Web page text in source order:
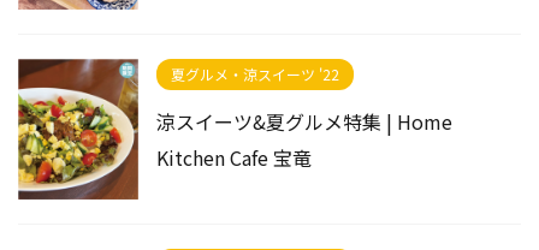
夏グルメ・涼スイーツ '22
涼スイーツ&夏グルメ特集 | Home
Kitchen Cafe 宝竜